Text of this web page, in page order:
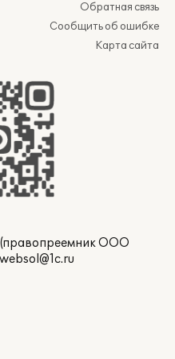
Обратная связь
Сообщить об ошибке
Карта сайта
(правопреемник ООО
websol@1c.ru